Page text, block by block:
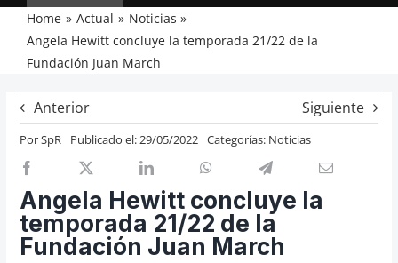
Actual
Artículos
Previos de ópera
Entrevistas
Recomendación
Cosas de Beckmesser
Nosotros y privacidad
Buscar:
Home Actual
Noticias
Angela Hewitt concluye la temporada 21/22 de la
Fundación Juan March
Anterior Siguiente
PorSpR Publicado el: 29/05/2022 Categorías: Noticias
Angela Hewitt concluye la
temporada 21/22 de la
Fundación Juan March